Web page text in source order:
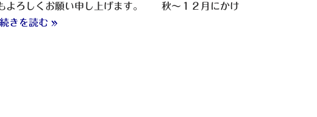
よろしくお願い申し上げます。 秋～１２月にかけ
続きを読む »